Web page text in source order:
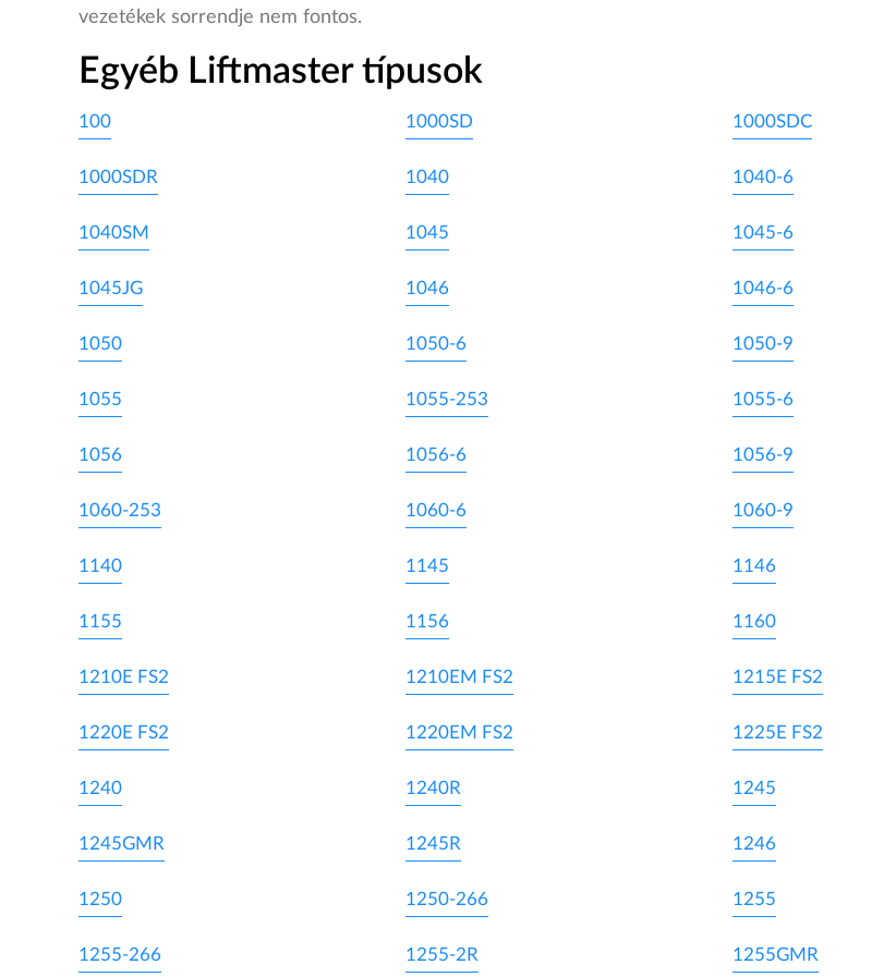
vezetékek sorrendje nem fontos.
Egyéb Liftmaster típusok
100 1000SD 1000SDC
1000SDR 1040 1040-6
1040SM 1045 1045-6
1045JG 1046 1046-6
1050 1050-6 1050-9
1055 1055-253 1055-6
1056 1056-6 1056-9
1060-253 1060-6 1060-9
1140 1145 1146
1155 1156 1160
1210E FS2 1210EM FS2 1215E FS2
1220E FS2 1220EM FS2 1225E FS2
1240 1240R 1245
1245GMR 1245R 1246
1250 1250-266 1255
1255-266 1255-2R 1255GMR